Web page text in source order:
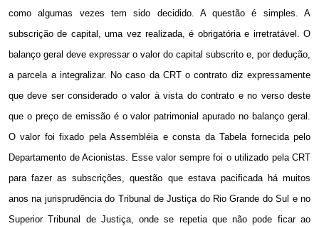
como algumas vezes tem sido decidido. A questão é simples. A
subscrição de capital, uma vez realizada, é obrigatória e irretratável. O
balanço geral deve expressar o valor do capital subscrito e, por dedução,
a parcela a integralizar. No caso da CRT o contrato diz expressamente
que deve ser considerado o valor à vista do contrato e no verso deste
que o preço de emissão é o valor patrimonial apurado no balanço geral.
O valor foi fixado pela Assembléia e consta da Tabela fornecida pelo
Departamento de Acionistas. Esse valor sempre foi o utilizado pela CRT
para fazer as subscrições, questão que estava pacificada há muitos
anos na jurisprudência do Tribunal de Justiça do Rio Grande do Sul e no
Superior Tribunal de Justiça, onde se repetia que não pode ficar ao